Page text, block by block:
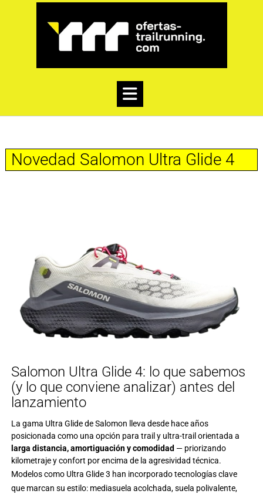
Novedad Salomon Ultra Glide 4
Salomon Ultra Glide 4: lo que sabemos
(y lo que conviene analizar) antes del
lanzamiento
La gama Ultra Glide de Salomon lleva desde hace años
posicionada como una opción para trail y ultra-trail orientada a
larga distancia, amortiguación y comodidad — priorizando
kilometraje y confort por encima de la agresividad técnica.
Modelos como Ultra Glide 3 han incorporado tecnologías clave
que marcan su estilo: mediasuela acolchada, suela polivalente,